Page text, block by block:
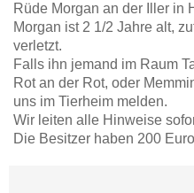
Rüde Morgan an der Iller in
Morgan ist 2 1/2 Jahre alt,
verletzt.
Falls ihn jemand im Raum
Rot an der Rot, oder
uns im Tierheim melden.
Wir leiten alle Hinweise
Die Besitzer haben 200